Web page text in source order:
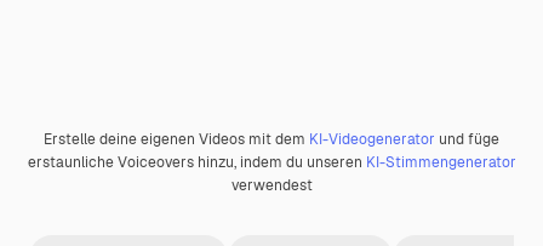
Premium
Erstelle deine eigenen Videos mit dem KI-Videogenerator und füge
erstaunliche Voiceovers hinzu, indem du unseren KI-Stimmengenerator
verwendest